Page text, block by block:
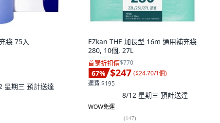
袋 75入
星期三 預計送達
EZkan THE 加長型 16m 通用補充袋
280, 10個, 27L
首購折扣價$770
67% $247 ($24.70/1個)
運費 $195
8/12 星期三 預計送達
WOW免運
(147)